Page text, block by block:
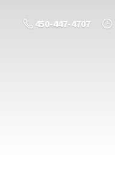
450-447-4707